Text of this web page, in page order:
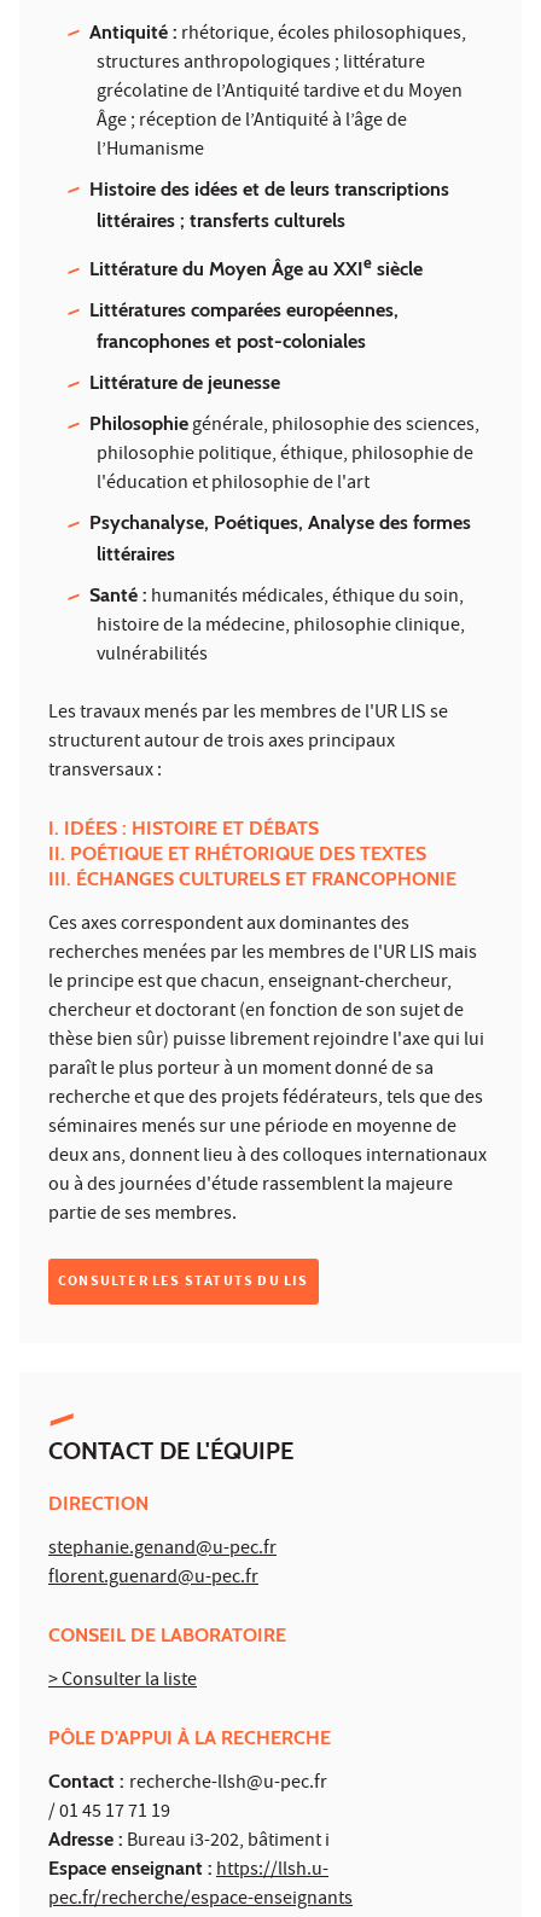
Antiquité : rhétorique, écoles philosophiques,
structures anthropologiques ; littérature
grécolatine de l’Antiquité tardive et du Moyen
Âge ; réception de l’Antiquité à l’âge de
l’Humanisme
Histoire des idées et de leurs transcriptions
littéraires ; transferts culturels
Littérature du Moyen Âge au XXIe siècle
Littératures comparées européennes,
francophones et post-coloniales
Littérature de jeunesse
Philosophiegénérale, philosophie des sciences,
philosophie politique, éthique, philosophie de
l'éducation et philosophie de l'art
Psychanalyse, Poétiques, Analyse des formes
littéraires
Santé : humanités médicales, éthique du soin,
histoire de la médecine, philosophie clinique,
vulnérabilités
Les travaux menés par les membres de l'UR LIS se
structurent autour de trois axes principaux
transversaux :
I. IDÉES : HISTOIRE ET DÉBATS
II. POÉTIQUE ET RHÉTORIQUE DES TEXTES
III. ÉCHANGES CULTURELS ET FRANCOPHONIE
Ces axes correspondent aux dominantes des
recherches menées par les membres de l'UR LIS mais
le principe est que chacun, enseignant-chercheur,
chercheur et doctorant (en fonction de son sujet de
thèse bien sûr) puisse librement rejoindre l'axe qui lui
paraît le plus porteur à un moment donné de sa
recherche et que des projets fédérateurs, tels que des
séminaires menés sur une période en moyenne de
deux ans, donnent lieu à des colloques internationaux
ou à des journées d'étude rassemblent la majeure
partie de ses membres.
CONSULTER LES STATUTS DU LIS
CONTACT DE L'ÉQUIPE
DIRECTION
stephanie.genand@u-pec.fr
florent.guenard@u-pec.fr
CONSEIL DE LABORATOIRE
> Consulter la liste
PÔLE D'APPUI À LA RECHERCHE
Contact : recherche-llsh@u-pec.fr
/ 01 45 17 71 19
Adresse : Bureau i3-202, bâtiment i
Espace enseignant : https://llsh.u-
pec.fr/recherche/espace-enseignants